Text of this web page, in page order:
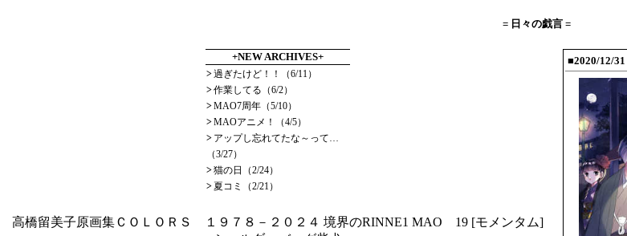
= 日々の戯言 =
+NEW ARCHIVES+
>過ぎたけど！！（6/11）
>作業してる（6/2）
>MAO7周年（5/10）
>MAOアニメ！（4/5）
> アップし忘れてたな～って…
（3/27）
>猫の日（2/24）
>夏コミ（2/21）
高橋留美子原画集ＣＯＬＯＲＳ １９７８－２０２４ 境界のRINNE1 MAO 19 [モメンタム]
■2020/12/31